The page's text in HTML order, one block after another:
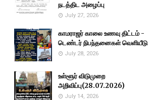
நடத்திட அழைப்பு
July 27, 2026
காமராஜர் காலை உணவு திட்டம் -
டெண்டர் நிபந்தனைகள் வெளியீடு
July 28, 2026
உள்ளூர் விடுமுறை
அறிவிப்பு(28.07.2026)
July 14, 2026